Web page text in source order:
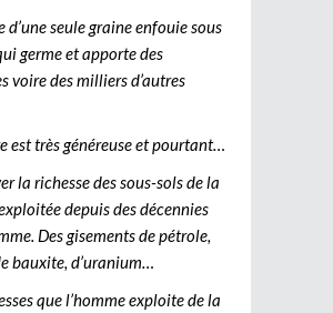
d’une seule graine enfouie sous
germe et apporte des
voire des milliers d’autres
est très généreuse et pourtant…
la richesse des sous-sols de la
depuis des décennies
Des gisements de pétrole,
bauxite, d’uranium…
que l’homme exploite de la